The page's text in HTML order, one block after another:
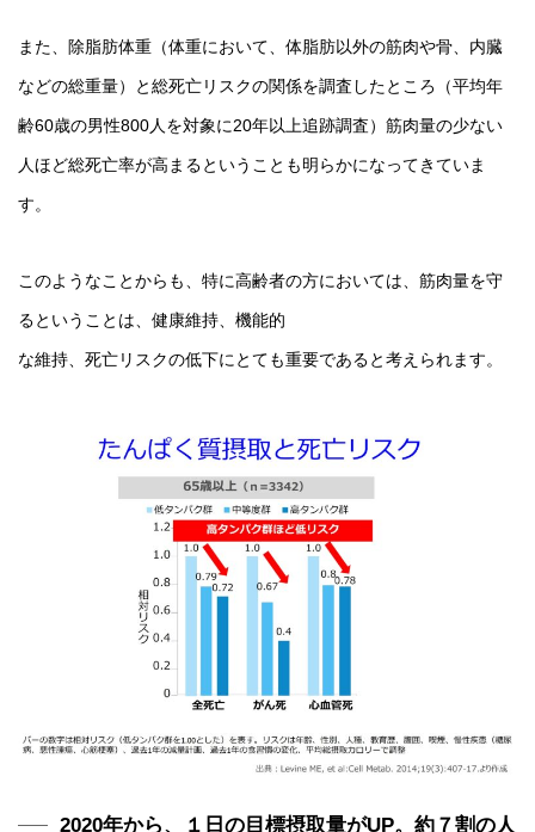
また、除脂肪体重（体重において、体脂肪以外の筋肉や骨、内臓
などの総重量）と総死亡リスクの関係を調査したところ（平均年
齢60歳の男性800人を対象に20年以上追跡調査）筋肉量の少ない
人ほど総死亡率が高まるということも明らかになってきていま
す。
このようなことからも、特に高齢者の方においては、筋肉量を守
るということは、健康維持、機能的
な維持、死亡リスクの低下にとても重要であると考えられます。
2020年から、１日の目標摂取量がUP。約７割の人